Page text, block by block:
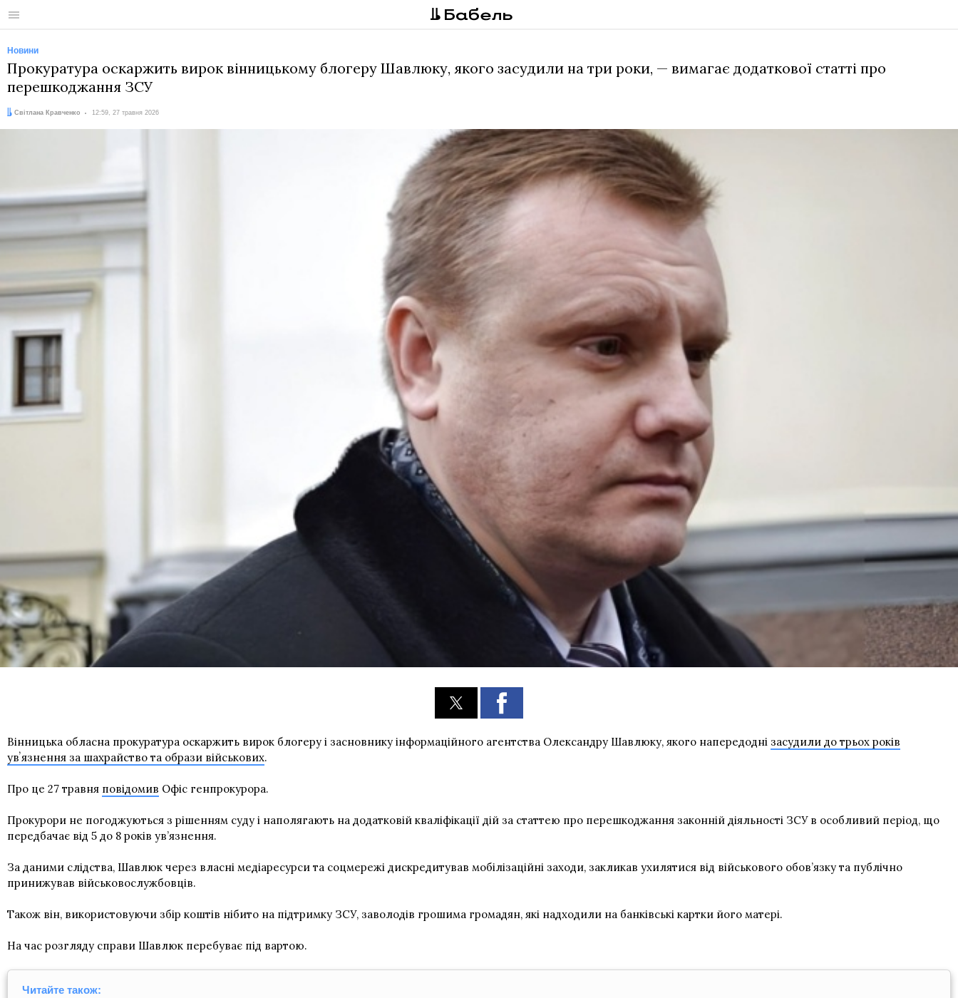
Меню
Новини
Прокуратура оскаржить вирок вінницькому блогеру Шавлюку, якого засудили на три роки, — вимагає додаткової статті про
перешкоджання ЗСУ
Автор:
Світлана Кравченко
Дата: 12:59, 27 травня 2026
Вінницька обласна прокуратура оскаржить вирок блогеру і засновнику інформаційного агентства Олександру Шавлюку, якого напередодні засудили до трьох років
увʼязнення за шахрайство та образи військових.
Про це 27 травня повідомив Офіс генпрокурора.
Прокурори не погоджуються з рішенням суду і наполягають на додатковій кваліфікації дій за статтею про перешкоджання законній діяльності ЗСУ в особливий період, що
передбачає від 5 до 8 років ув’язнення.
За даними слідства, Шавлюк через власні медіаресурси та соцмережі дискредитував мобілізаційні заходи, закликав ухилятися від військового обов’язку та публічно
принижував військовослужбовців.
Також він, використовуючи збір коштів нібито на підтримку ЗСУ, заволодів грошима громадян, які надходили на банківські картки його матері.
На час розгляду справи Шавлюк перебуває під вартою.
Читайте також: